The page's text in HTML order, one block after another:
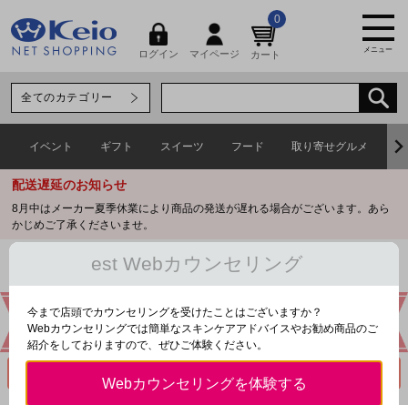
ログイン マイページ カート
0
メニュー
イベント ギフト スイーツ フード 取り寄せグルメ
配送遅延のお知らせ
8月中はメーカー夏季休業により商品の発送が遅れる場合がございます。あら
かじめご了承くださいませ。
est Webカウンセリング
今まで店頭でカウンセリングを受けたことはございますか？
Webカウンセリングでは簡単なスキンケアアドバイスやお勧め商品のご
紹介をしておりますので、ぜひご体験ください。
Webカウンセリングを体験する